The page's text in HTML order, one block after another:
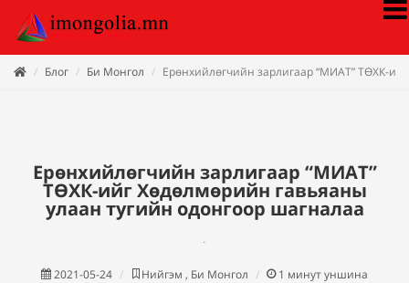
Блог Би Монгол Ерөнхийлөгчийн зарлигаар “МИАТ” ТӨХК-
Ерөнхийлөгчийн зарлигаар “МИАТ”
ТӨХК-ийг Хөдөлмөрийн гавьяаны
улаан тугийн одонгоор шагналаа
.
2021-05-24 Нийгэм , Би Монгол 1 минут уншина